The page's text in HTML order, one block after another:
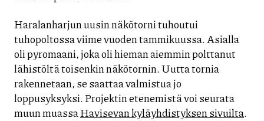
Haralanharjun uusin näkötorni tuhoutui
tuhopoltossa viime vuoden tammikuussa. Asialla
oli pyromaani, joka oli hieman aiemmin polttanut
lähistöltä toisenkin näkötornin. Uutta tornia
rakennetaan, se saattaa valmistua jo
loppusyksyksi. Projektin etenemistä voi seurata
muun muassaHavisevan kyläyhdistyksen sivuilta.